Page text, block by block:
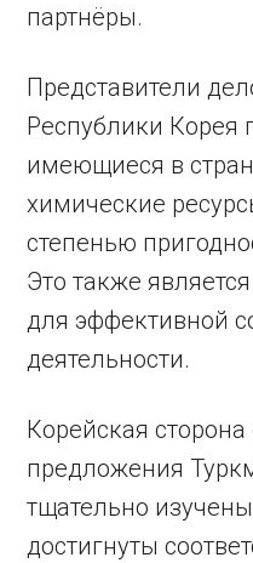
партнёры.
Представители
Республики Корея
имеющиеся в
химические
степенью
Это также
для эффективной
деятельности.
Корейская сторона
предложения
тщательно
достигнуты